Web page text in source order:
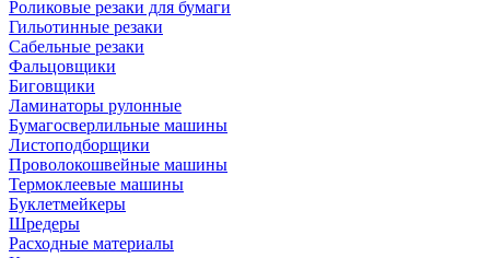
Роликовые резаки для бумаги
Гильотинные резаки
Сабельные резаки
Фальцовщики
Биговщики
Ламинаторы рулонные
Бумагосверлильные машины
Листоподборщики
Проволокошвейные машины
Термоклеевые машины
Буклетмейкеры
Шредеры
Расходные материалы